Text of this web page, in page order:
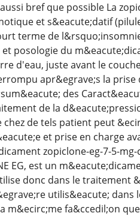
bref que possible La
et s&eacute;datif
terme de
posologie du
d'eau, juste avant le
apr&egrave;s la
des
de la
chez de tels patient peut
et prise en charge
zopiclone-eg-7-5-
EG, est un
donc dans le traitement
utilis&eacute;
m&ecirc;me fa&ccedil;on